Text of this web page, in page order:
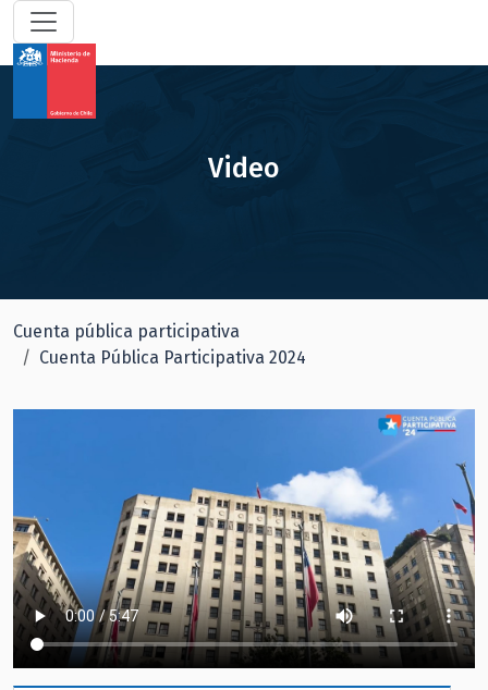
Video
Cuenta pública participativa
Cuenta Pública Participativa 2024